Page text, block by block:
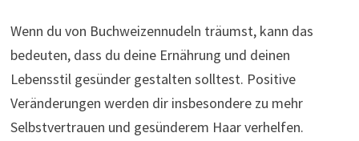
Wenn du von Buchweizennudeln träumst, kann das
bedeuten, dass du deine Ernährung und deinen
Lebensstil gesünder gestalten solltest. Positive
Veränderungen werden dir insbesondere zu mehr
Selbstvertrauen und gesünderem Haar verhelfen.